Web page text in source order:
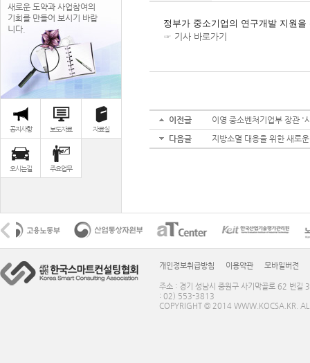
새로운 도약과 사업참여의
기회를 만들어 보시기 바랍
니다.
공지사항 보도자료 자료실
오시는길 주요업무
정부가 중소기업의 연구개발 지원
☞ 기사 바로가기
이전글
이영 중소벤처기업부 장관 '
다음글
지방소멸 대응을 위한 새로
개인정보취급방침 이용약관 모바일버전
주소 : 경기 성남시 중원구 사기막골로 62 번
: 02) 553-3813
COPYRIGHT © 2014 WWW.KOCSA.KR.